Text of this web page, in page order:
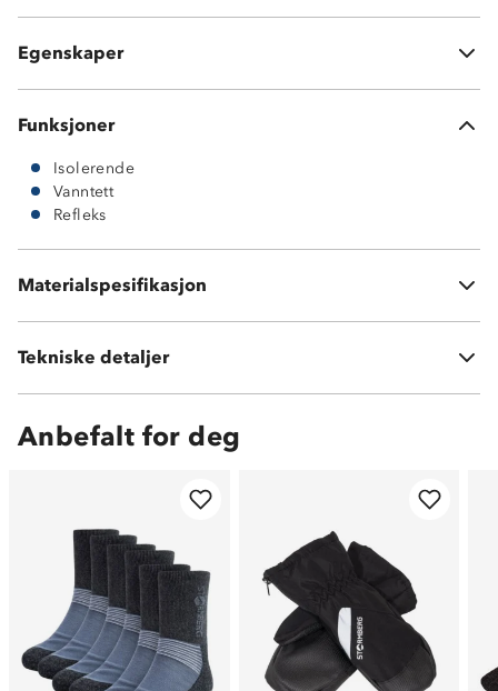
Egenskaper
Utakbar innersåle
Funksjoner
Isolerende
Vanntett
Refleks
Materialspesifikasjon
Varmefôr i 55 % ull og 45 % polyester
Tekniske detaljer
Vekt:Str. 29 veier 640 g (320 g/stk)
Anbefalt for deg